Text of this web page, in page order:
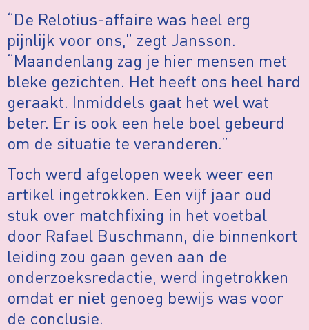
“De Relotius-affaire was heel erg
pijnlijk voor ons,” zegt Jansson.
“Maandenlang zag je hier mensen met
bleke gezichten. Het heeft ons heel hard
geraakt. Inmiddels gaat het wel wat
beter. Er is ook een hele boel gebeurd
om de situatie te veranderen.”
Toch werd afgelopen week weer een
artikel ingetrokken. Een vijf jaar oud
stuk over matchfixing in het voetbal
door Rafael Buschmann, die binnenkort
leiding zou gaan geven aan de
onderzoeksredactie, werd ingetrokken
omdat er niet genoeg bewijs was voor
de conclusie.